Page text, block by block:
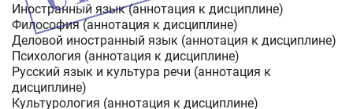
Иностранный язык (аннотация к дисциплине)
Философия (аннотация к дисциплине)
Деловой иностранный язык (аннотация к дисциплине)
Психология (аннотация к дисциплине)
Русский язык и культура речи (аннотация к
дисциплине)
Культурология (аннотация к дисциплине)